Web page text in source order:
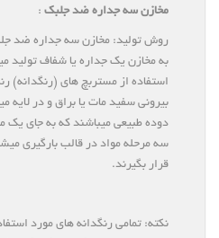
مخازن سه جداره ضد جلبک :
روش تولید: مخازن سه جداره ضد
به مخازن یک جداره یا شفاف تولید
استفاده از مستربچ های (رنگدانه)
بیرونی سفید مات یا براق و در لایه
دوده طبیعی میباشند که به جای یک
سه مرحله مواد در قالب بارگیری
قرار بگیرند.
نکته: تمامی رنگدانه های مورد